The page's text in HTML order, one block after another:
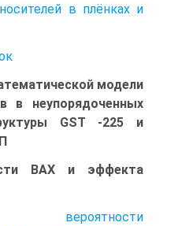
в плёнках и
модели
в неупорядоченных
GST -225 и
BAX и эффекта